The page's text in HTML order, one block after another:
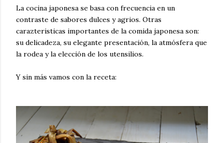
La cocina japonesa se basa con frecuencia en un
contraste de sabores dulces y agrios. Otras
carazteristicas importantes de la comida japonesa son:
su delicadeza, su elegante presentación, la atmósfera que
la rodea y la elección de los utensilios.
Y sin más vamos con la receta: